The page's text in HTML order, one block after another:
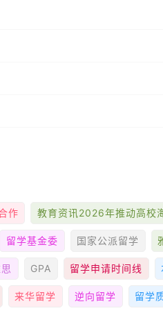
作 教育资讯2026年推动高校
留学基金委 国家公派留学
GPA 留学申请时间线
来华留学 逆向留学 留学